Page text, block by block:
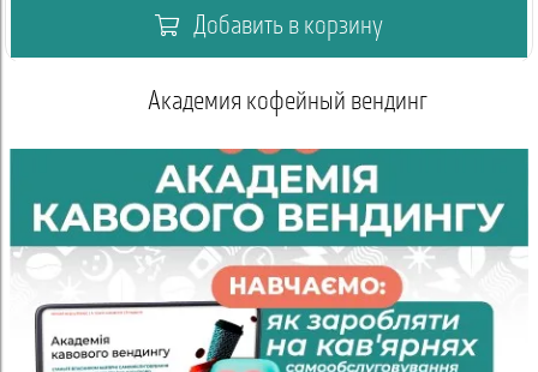
Добавить в корзину
Академия кофейный вендинг